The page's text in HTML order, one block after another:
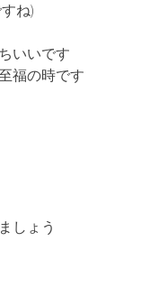
ね)
いいです
福の時です
しょう